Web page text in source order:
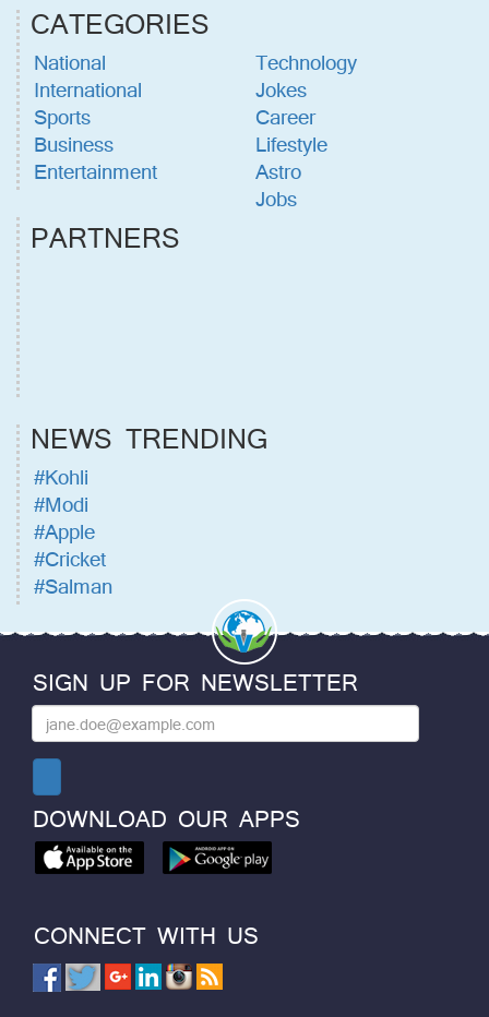
CATEGORIES
National
International
Sports
Business
Entertainment
Technology
Jokes
Career
Lifestyle
Astro
Jobs
PARTNERS
NEWS TRENDING
#Kohli
#Modi
#Apple
#Cricket
#Salman
SIGN UP FOR NEWSLETTER
DOWNLOAD OUR APPS
CONNECT WITH US